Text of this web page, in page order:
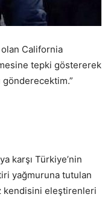
olan California
tepki göstererek
gönderecektim.”
karşı Türkiye’nin
yağmuruna tutulan
kendisini eleştirenleri